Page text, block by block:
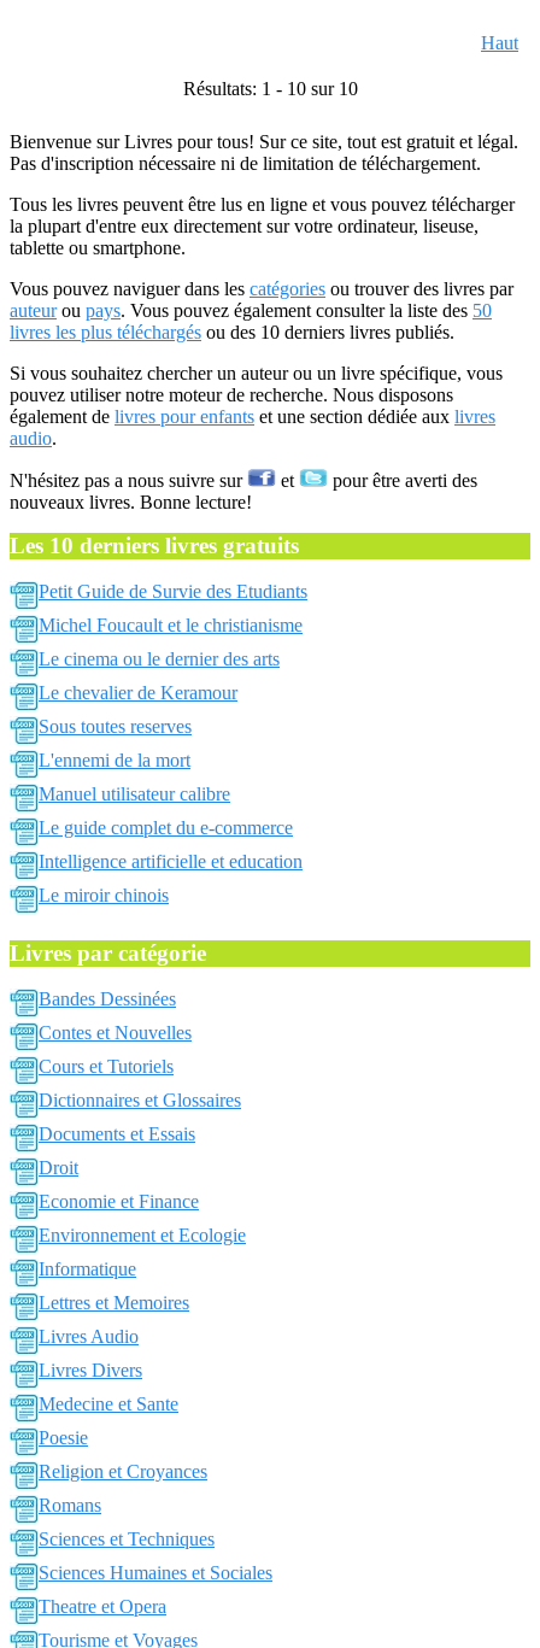
Haut
Résultats: 1 - 10 sur 10
Bienvenue sur Livres pour tous! Sur ce site, tout est gratuit et légal.
Pas d'inscription nécessaire ni de limitation de téléchargement.
Tous les livres peuvent être lus en ligne et vous pouvez télécharger
la plupart d'entre eux directement sur votre ordinateur, liseuse,
tablette ou smartphone.
Vous pouvez naviguer dans les catégories ou trouver des livres par
auteurou pays. Vous pouvez également consulter la liste des 50
livres les plus téléchargés ou des 10 derniers livres publiés.
Si vous souhaitez chercher un auteur ou un livre spécifique, vous
pouvez utiliser notre moteur de recherche. Nous disposons
également de livres pour enfants et une section dédiée aux livres
audio.
N'hésitez pas a nous suivre sur et
pour être averti des
nouveaux livres. Bonne lecture!
Les 10 derniers livres gratuits
Petit Guide de Survie des Etudiants
Michel Foucault et le christianisme
Le cinema ou le dernier des arts
Le chevalier de Keramour
Sous toutes reserves
L'ennemi de la mort
Manuel utilisateur calibre
Le guide complet du e-commerce
Intelligence artificielle et education
Le miroir chinois
Livres par catégorie
Bandes Dessinées
Contes et Nouvelles
Cours et Tutoriels
Dictionnaires et Glossaires
Documents et Essais
Droit
Economie et Finance
Environnement et Ecologie
Informatique
Lettres et Memoires
Livres Audio
Livres Divers
Medecine et Sante
Poesie
Religion et Croyances
Romans
Sciences et Techniques
Sciences Humaines et Sociales
Theatre et Opera
Tourisme et Voyages